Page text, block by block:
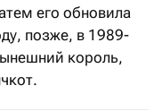
его обновила
позже, в 1989-
король,